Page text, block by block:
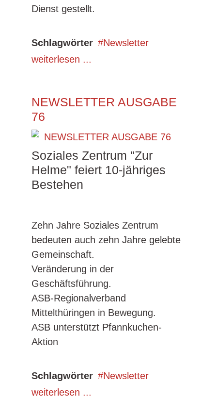
Dienst gestellt.
Schlagwörter
Newsletter
weiterlesen ...
NEWSLETTER AUSGABE
76
Soziales Zentrum "Zur
Helme" feiert 10-jähriges
Bestehen
Zehn Jahre Soziales Zentrum
bedeuten auch zehn Jahre gelebte
Gemeinschaft.
Veränderung in der
Geschäftsführung.
ASB-Regionalverband
Mittelthüringen in Bewegung.
ASB unterstützt Pfannkuchen-
Aktion
Schlagwörter
Newsletter
weiterlesen ...